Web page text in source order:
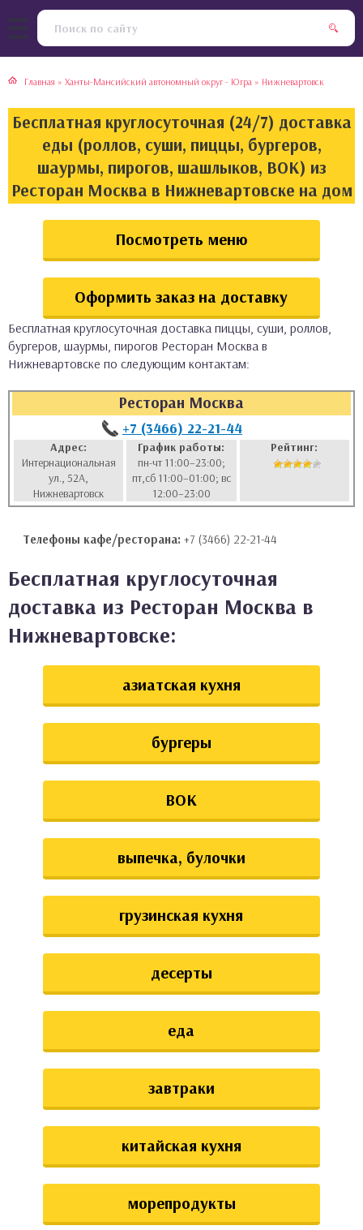
Главная » Ханты-Мансийский автономный округ - Югра » Нижневартовск
Бесплатная круглосуточная (24/7) доставка
еды (роллов, суши, пиццы, бургеров,
шаурмы, пирогов, шашлыков, ВОК) из
Ресторан Москва в Нижневартовске на дом
Посмотреть меню
Оформить заказ на доставку
Бесплатная круглосуточная доставка пиццы, суши, роллов,
бургеров, шаурмы, пирогов Ресторан Москва в
Нижневартовске по следующим контактам:
Ресторан Москва
+7 (3466) 22-21-44
Адрес:
Интернациональная
ул., 52А,
Нижневартовск
График работы:
пн-чт 11:00–23:00;
пт,сб 11:00–01:00; вс
12:00–23:00
Рейтинг:
Телефоны кафе/ресторана: +7 (3466) 22-21-44
Бесплатная круглосуточная
доставка из Ресторан Москва в
Нижневартовске:
азиатская кухня
бургеры
ВОК
выпечка, булочки
грузинская кухня
десерты
еда
завтраки
китайская кухня
морепродукты
кухня
кухня
кухня
кухня
булочки